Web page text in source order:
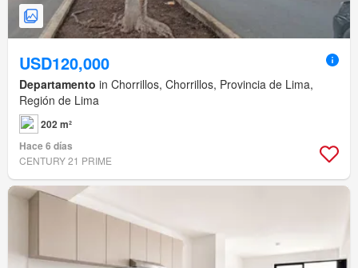
USD120,000
Departamento in Chorrillos, Chorrillos, Provincia de Lima,
Región de Lima
202 m²
Hace 6 días
CENTURY 21 PRIME